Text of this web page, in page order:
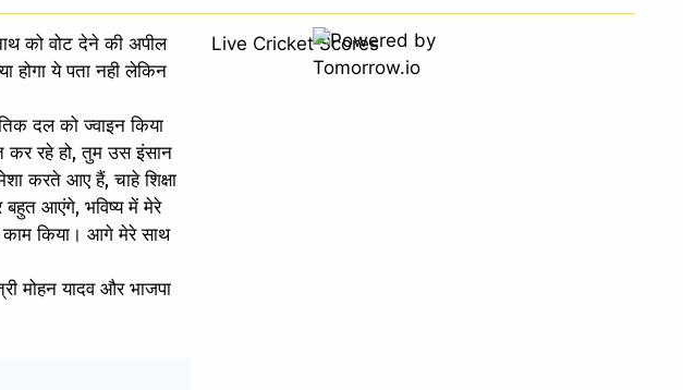
को वोट देने की अपील
ये पता नही लेकिन
दल को ज्वाइन किया
कर रहे हो, तुम उस इंसान
करते आए हैं, चाहे शिक्षा
बहुत आएंगे, भविष्य में मेरे
काम किया। आगे मेरे साथ
मोहन यादव और भाजपा
Live Cricket Scores